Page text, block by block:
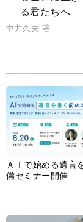
中井久夫 著
ＡＩで始める遺言
備セミナー開催